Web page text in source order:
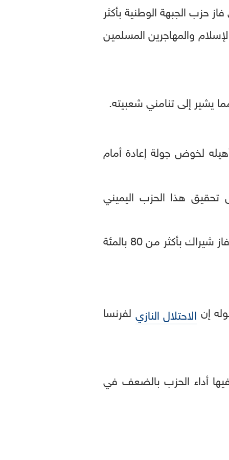
حزب الجبهة الوطنية بأكثر
والمهاجرين المسلمين
يشير إلى تنامني شعبيته.
هذا الحزب اليميني
وتضامن سياسيون من اليمين واليسار معا لمنع لوبان من الفوز في الجولة الثانية، وفاز شيراك بأكثر من 80 بالمئة
الاحتلال النازي لفرنسا
فيها أداء الحزب بالضعف في